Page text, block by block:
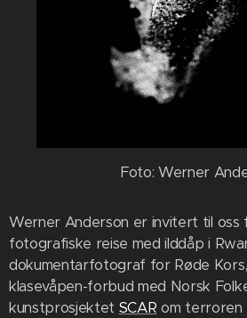
Foto: Werner
Werner Anderson er invitert til oss
fotografiske reise med ilddåp i
dokumentarfotograf for Røde
klasevåpen-forbud med Norsk
kunstprosjektet SCAR om terroren